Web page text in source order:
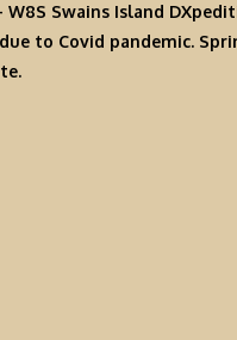
W8S Swains Island
to Covid pandemic.